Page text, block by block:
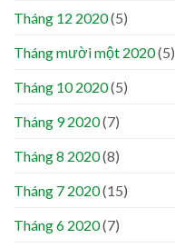
Tháng 12 2020(5)
Tháng mười một 2020(5)
Tháng 10 2020(5)
Tháng 9 2020(7)
Tháng 8 2020(8)
Tháng 7 2020(15)
Tháng 6 2020(7)